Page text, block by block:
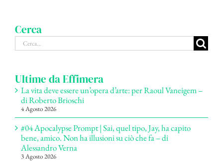
Cerca
Cerca
per:
Ultime da Effimera
La vita deve essere un’opera d’arte: per Raoul Vaneigem –
di Roberto Brioschi
4 Agosto 2026
#04 Apocalypse Prompt | Sai, quel tipo, Jay, ha capito
bene, amico. Non ha illusioni su ciò che fa – di
Alessandro Verna
3 Agosto 2026